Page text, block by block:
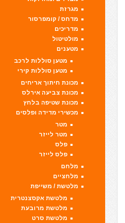
מגרזת
מדחס / קומפרסור
מדריכים
מולטיטול
מטענים
מטען סוללות לרכב
מטען סוללות קירי
מכונת חיתוך אריחים
מכונת צביעה אירלס
מכונת שטיפה בלחץ
מכשירי מדידה ופלסים
מטר
מטר לייזר
פלס
פלס לייזר
מלחם
מלחציים
מלטשת / משייפת
מלטשת אקסצנטרית
מלטשת מרובעת
מלטשת סרט